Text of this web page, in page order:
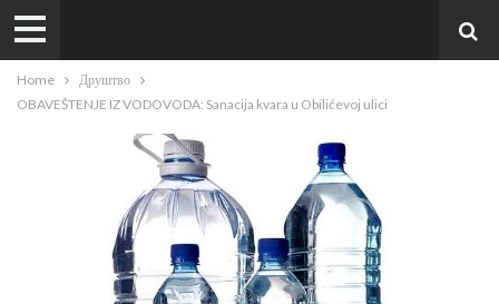
Home
Друштво
OBAVEŠTENJE IZ VODOVODA: Sanacija kvara u Obilićevoj ulici